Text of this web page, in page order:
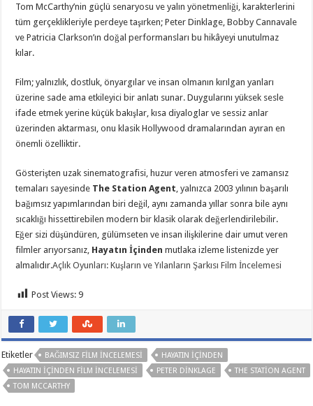
Tom McCarthy’nin güçlü senaryosu ve yalın yönetmenliği, karakterlerini
tüm gerçeklikleriyle perdeye taşırken; Peter Dinklage, Bobby Cannavale
ve Patricia Clarkson’ın doğal performansları bu hikâyeyi unutulmaz
kılar.
Film; yalnızlık, dostluk, önyargılar ve insan olmanın kırılgan yanları
üzerine sade ama etkileyici bir anlatı sunar. Duygularını yüksek sesle
ifade etmek yerine küçük bakışlar, kısa diyaloglar ve sessiz anlar
üzerinden aktarması, onu klasik Hollywood dramalarından ayıran en
önemli özelliktir.
Gösterişten uzak sinematografisi, huzur veren atmosferi ve zamansız
temaları sayesinde The Station Agent , yalnızca 2003 yılının başarılı
bağımsız yapımlarından biri değil, aynı zamanda yıllar sonra bile aynı
sıcaklığı hissettirebilen modern bir klasik olarak değerlendirilebilir.
Eğer sizi düşündüren, gülümseten ve insan ilişkilerine dair umut veren
filmler arıyorsanız, Hayatın İçinden mutlaka izleme listenizde yer
almalıdır.Açlık Oyunları: Kuşların ve Yılanların Şarkısı Film İncelemesi
Post Views: 9
Etiketler BAĞIMSIZ FILM INCELEMESI
HAYATIN İÇINDEN
HAYATIN İÇINDEN FILM İNCELEMESI
PETER DINKLAGE
THE STATION AGENT
TOM MCCARTHY